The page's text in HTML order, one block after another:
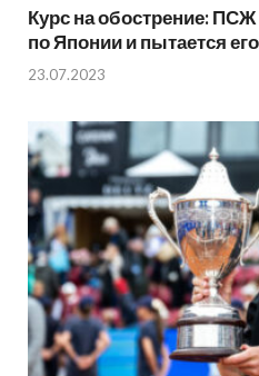
Курс на обострение:
по Японии и пытается
23.07.2023